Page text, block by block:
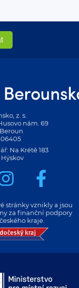
z. s.
nám. 69
Na Krétě 183
stránky vznikly a jsou
za finanční podpory
kraje.